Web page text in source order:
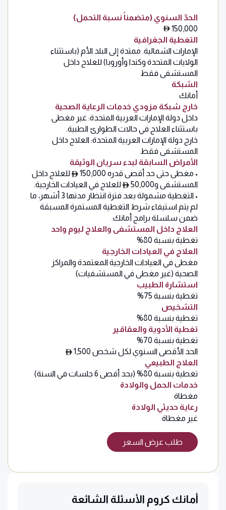
الحدّ السنوي (متضمناً نسبة التحمل)
150,000
التغطية الجغرافية
الإمارات الشمالية. ممتدة إلى البلد الأم (باستثناء
الولايات المتحدة وكندا وأوروبا) للعلاج داخل
المستشفى فقط
الشبكة
أمانك
خارج شبكة مزودي خدمات الرعاية الصحية
داخل دولة الإمارات العربية المتحدة: غير مغطى
باستثناء العلاج في حالات الطوارئ الطبية.
خارج دولة الإمارات العربية المتحدة: العلاج داخل
المستشفى فقط
الأمراض السابقة لبدء سريان الوثيقة
• مغطى حتى حد أقصى قدره 150,000
للعلاج داخل
المستشفى و50,000
للعلاج في العيادات الخارجية.
• التغطية مشمولة بعد فترة انتظار مدتها 3 أشهر، ما
لم يتم استيفاء شرط التغطية المستمرة المسبقة
ضمن سلسلة برامج أمانك.
العلاج داخل المستشفى والعلاج ليوم واحد
تغطية بنسبة 80%
العلاج في العيادات الخارجية
مغطى في العيادات الخارجية المعتمدة والمراكز
الصحية (غير مغطى في المستشفيات)
استشارة الطبيب
تغطية بنسبة 75%
التشخيص
تغطية بنسبة 80%
تغطية الأدوية والعقاقير
تغطية بنسبة 70%
الحد الأقصى السنوي لكل شخص 1,500
العلاج الطبيعي
تغطية بنسبة 80% (بحد أقصى 6 جلسات في السنة)
خدمات الحمل والولادة
مغطاة
رعاية حديثي الولادة
غير مغطاة
طلب عرض السعر
أمانك كروم الأسئلة الشائعة